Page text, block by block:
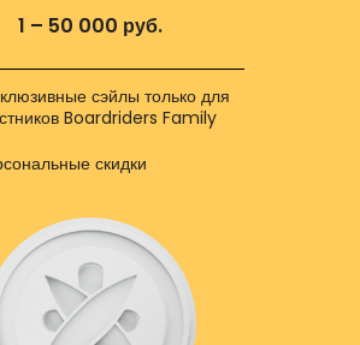
1 – 50 000 руб.
сэйлы только для
Boardriders Family
скидки